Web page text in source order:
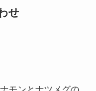
せ